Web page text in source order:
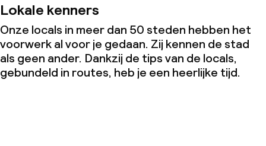
Lokale kenners
Onze locals in meer dan 50 steden hebben het
voorwerk al voor je gedaan. Zij kennen de stad
als geen ander. Dankzij de tips van de locals,
gebundeld in routes, heb je een heerlijke tijd.